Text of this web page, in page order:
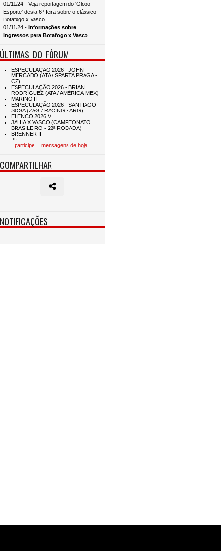
01/11/24 - Veja reportagem do 'Globo
Esporte' desta 6ª-feira sobre o clássico
Botafogo x Vasco
01/11/24 - Informações sobre
ingressos para Botafogo x Vasco
ÚLTIMAS DO FÓRUM
participe mensagens de hoje
COMPARTILHAR
NOTIFICAÇÕES